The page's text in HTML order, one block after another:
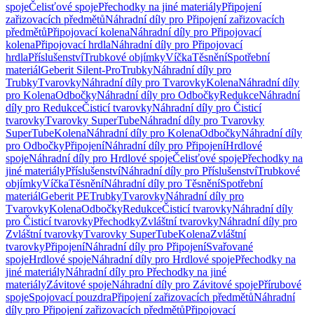
spojeČelisťové spojePřechodky na jiné materiályPřipojení
zařizovacích předmětůNáhradní díly pro Připojení zařizovacích
předmětůPřipojovací kolenaNáhradní díly pro Připojovací
kolenaPřipojovací hrdlaNáhradní díly pro Připojovací
hrdlaPříslušenstvíTrubkové objímkyVíčkaTěsněníSpotřební
materiálGeberit Silent-ProTrubkyNáhradní díly pro
TrubkyTvarovkyNáhradní díly pro TvarovkyKolenaNáhradní díly
pro KolenaOdbočkyNáhradní díly pro OdbočkyRedukceNáhradní
díly pro RedukceČisticí tvarovkyNáhradní díly pro Čisticí
tvarovkyTvarovky SuperTubeNáhradní díly pro Tvarovky
SuperTubeKolenaNáhradní díly pro KolenaOdbočkyNáhradní díly
pro OdbočkyPřipojeníNáhradní díly pro PřipojeníHrdlové
spojeNáhradní díly pro Hrdlové spojeČelisťové spojePřechodky na
jiné materiályPříslušenstvíNáhradní díly pro PříslušenstvíTrubkové
objímkyVíčkaTěsněníNáhradní díly pro TěsněníSpotřební
materiálGeberit PETrubkyTvarovkyNáhradní díly pro
TvarovkyKolenaOdbočkyRedukceČisticí tvarovkyNáhradní díly
pro Čisticí tvarovkyPřechodkyZvláštní tvarovkyNáhradní díly pro
Zvláštní tvarovkyTvarovky SuperTubeKolenaZvláštní
tvarovkyPřipojeníNáhradní díly pro PřipojeníSvařované
spojeHrdlové spojeNáhradní díly pro Hrdlové spojePřechodky na
jiné materiályNáhradní díly pro Přechodky na jiné
materiályZávitové spojeNáhradní díly pro Závitové spojePřírubové
spojeSpojovací pouzdraPřipojení zařizovacích předmětůNáhradní
díly pro Připojení zařizovacích předmětůPřipojovací